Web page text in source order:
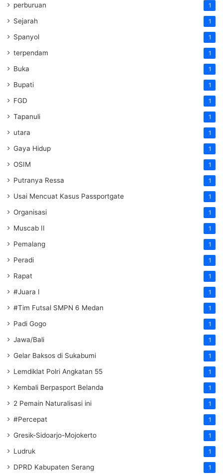
perburuan 1
Sejarah 1
Spanyol 1
terpendam 1
Buka 1
Bupati 1
FGD 1
Tapanuli 1
utara 1
Gaya Hidup 1
OSIM 1
Putranya Ressa 1
Usai Mencuat Kasus Passportgate 1
Organisasi 1
Muscab II 1
Pemalang 1
Peradi 1
Rapat 1
#Juara I 1
#Tim Futsal SMPN 6 Medan 1
Padi Gogo 1
Jawa/Bali 1
Gelar Baksos di Sukabumi 1
Lemdiklat Polri Angkatan 55 1
Kembali Berpasport Belanda 1
2 Pemain Naturalisasi ini 1
#Percepat 1
Gresik-Sidoarjo-Mojokerto 1
Ludruk 1
DPRD Kabupaten Serang 1